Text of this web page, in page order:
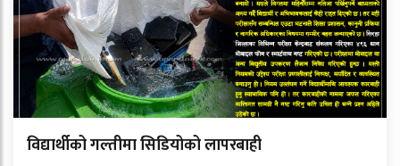
विद्यार्थीको गल्तीमा सिडियोको लापरबाही